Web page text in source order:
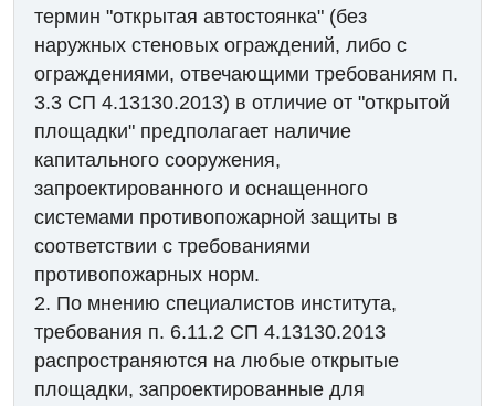
термин "открытая автостоянка" (без
наружных стеновых ограждений, либо с
ограждениями, отвечающими требованиям п.
3.3 СП 4.13130.2013) в отличие от "открытой
площадки" предполагает наличие
капитального сооружения,
запроектированного и оснащенного
системами противопожарной защиты в
соответствии с требованиями
противопожарных норм.
2. По мнению специалистов института,
требования п. 6.11.2 СП 4.13130.2013
распространяются на любые открытые
площадки, запроектированные для